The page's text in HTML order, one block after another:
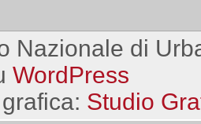
Nazionale di
WordPress
Studio